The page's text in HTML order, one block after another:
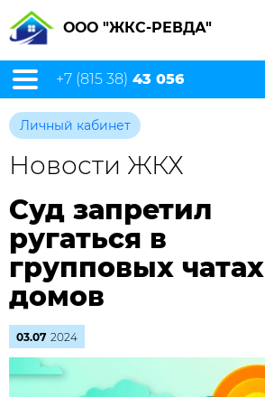
ООО "ЖКС-РЕВДА"
+7 (815 38) 43 056
Личный кабинет
Новости ЖКХ
Суд запретил
ругаться в
групповых чатах
домов
03.07 2024